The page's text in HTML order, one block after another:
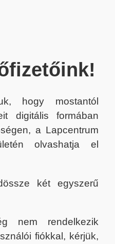
hogy mostantól
digitális formában
a Lapcentrum
olvashatja el
két egyszerű
nem rendelkezik
fiókkal, kérjük,